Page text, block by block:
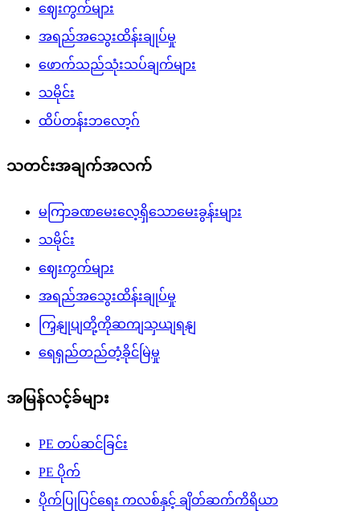
ဈေးကွက်များ
အရည်အသွေးထိန်းချုပ်မှု
ဖောက်သည်သုံးသပ်ချက်များ
သမိုင်း
ထိပ်တန်းဘလော့ဂ်
သတင်းအချက်အလက်
မကြာခဏမေးလေ့ရှိသောမေးခွန်းများ
သမိုင်း
ဈေးကွက်များ
အရည်အသွေးထိန်းချုပ်မှု
ကြှနျုပျတို့ကိုဆကျသှယျရနျ
ရေရှည်တည်တံ့ခိုင်မြဲမှု
အမြန်လင့်ခ်များ
PE တပ်ဆင်ခြင်း
PE ပိုက်
ပိုက်ပြုပြင်ရေး ကလစ်နှင့် ချိတ်ဆက်ကိရိယာ